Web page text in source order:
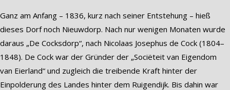
Ganz am Anfang – 1836, kurz nach seiner Entstehung – hieß
dieses Dorf noch Nieuwdorp. Nach nur wenigen Monaten wurde
daraus „De Cocksdorp“, nach Nicolaas Josephus de Cock (1804–
1848). De Cock war der Gründer der „Sociëteit van Eigendom
van Eierland“ und zugleich die treibende Kraft hinter der
Einpolderung des Landes hinter dem Ruigendijk. Bis dahin war